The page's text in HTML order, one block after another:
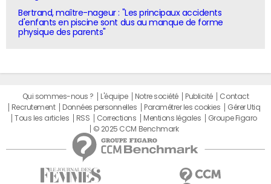
Bertrand, maître-nageur : "Les principaux accidents
d'enfants en piscine sont dus au manque de forme
physique des parents"
Qui sommes-nous ? L'équipe Notre société Publicité
Contact
Recrutement
Données personnelles Paramétrer les cookies
Gérer Utiq
Tous les articles
RSS Corrections Mentions légales
Groupe Figaro
© 2025 CCM Benchmark